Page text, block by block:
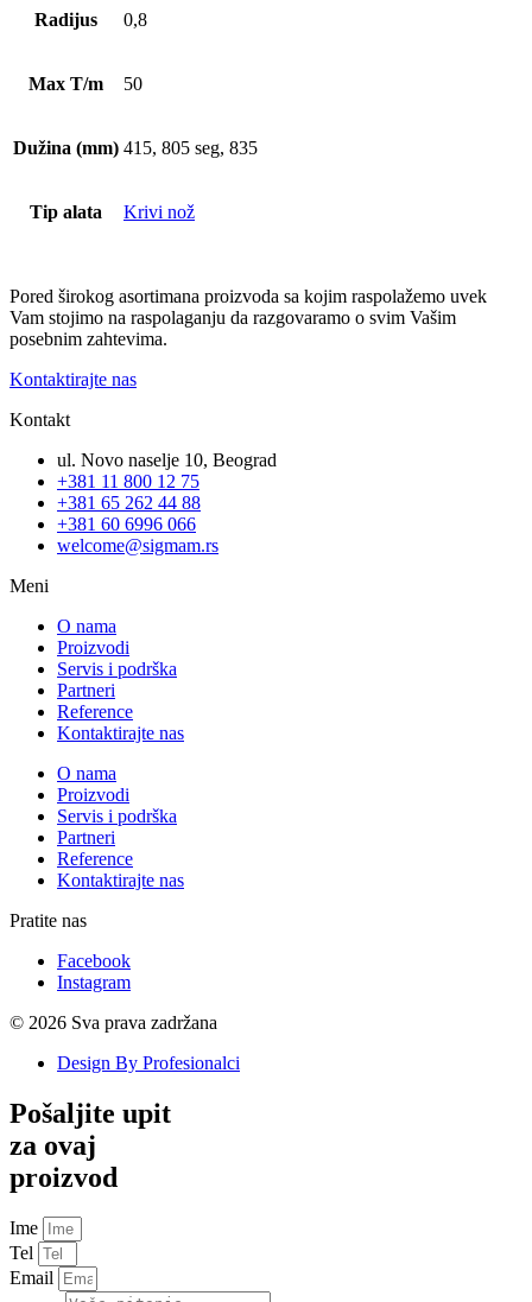
Radijus 0,8
Max T/m 50
Dužina (mm) 415, 805 seg, 835
Tip alata Krivi nož
Pored širokog asortimana proizvoda sa kojim raspolažemo uvek
Vam stojimo na raspolaganju da razgovaramo o svim Vašim
posebnim zahtevima.
Kontaktirajte nas
Kontakt
ul. Novo naselje 10, Beograd
+381 11 800 12 75
+381 65 262 44 88
+381 60 6996 066
welcome@sigmam.rs
Meni
O nama
Proizvodi
Servis i podrška
Partneri
Reference
Kontaktirajte nas
O nama
Proizvodi
Servis i podrška
Partneri
Reference
Kontaktirajte nas
Pratite nas
Facebook
Instagram
© 2026 Sva prava zadržana
Design By Profesionalci
Pošaljite upit
za ovaj
proizvod
Ime
Tel
Email